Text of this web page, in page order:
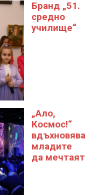
Бранд „51.
средно
училище“
„Ало,
Космос!“
вдъхновява
младите
да мечтаят